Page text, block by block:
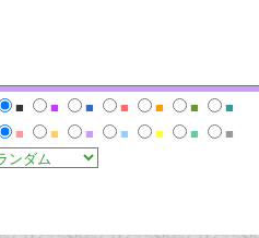
■ ■ ■ ■ ■ ■
■
■ ■ ■ ■ ■ ■
■